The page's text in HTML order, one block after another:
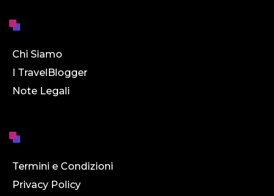
Chi Siamo
I TravelBlogger
Note Legali
Termini e Condizioni
Privacy Policy